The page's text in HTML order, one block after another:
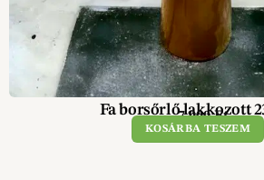
Fa borsőrlő lakkozott
7 900Ft
KOSÁRBA TESZEM